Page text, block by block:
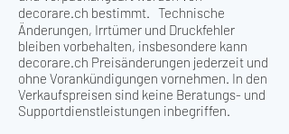
decorare.ch bestimmt. Technische
Änderungen, Irrtümer und Druckfehler
bleiben vorbehalten, insbesondere kann
decorare.ch Preisänderungen jederzeit und
ohne Vorankündigungen vornehmen. In den
Verkaufspreisen sind keine Beratungs- und
Supportdienstleistungen inbegriffen.